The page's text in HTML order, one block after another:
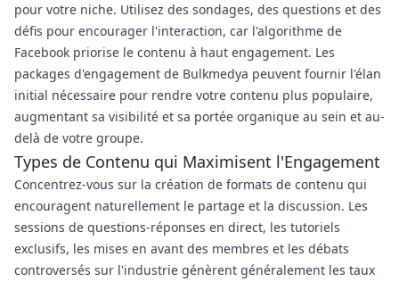
pour votre niche. Utilisez des sondages, des questions et des
défis pour encourager l'interaction, car l'algorithme de
Facebook priorise le contenu à haut engagement. Les
packages d'engagement de Bulkmedya peuvent fournir l'élan
initial nécessaire pour rendre votre contenu plus populaire,
augmentant sa visibilité et sa portée organique au sein et au-
delà de votre groupe.
Types de Contenu qui Maximisent l'Engagement
Concentrez-vous sur la création de formats de contenu qui
encouragent naturellement le partage et la discussion. Les
sessions de questions-réponses en direct, les tutoriels
exclusifs, les mises en avant des membres et les débats
controversés sur l'industrie génèrent généralement les taux